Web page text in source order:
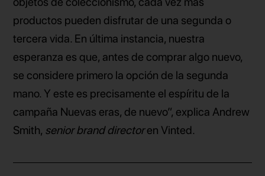
productos pueden disfrutar de una segunda o
tercera vida. En última instancia, nuestra
esperanza es que, antes de comprar algo nuevo,
se considere primero la opción de la segunda
mano. Y este es precisamente el espíritu de la
campaña Nuevas eras, de nuevo”, explica Andrew
Smith, senior brand directoren Vinted.